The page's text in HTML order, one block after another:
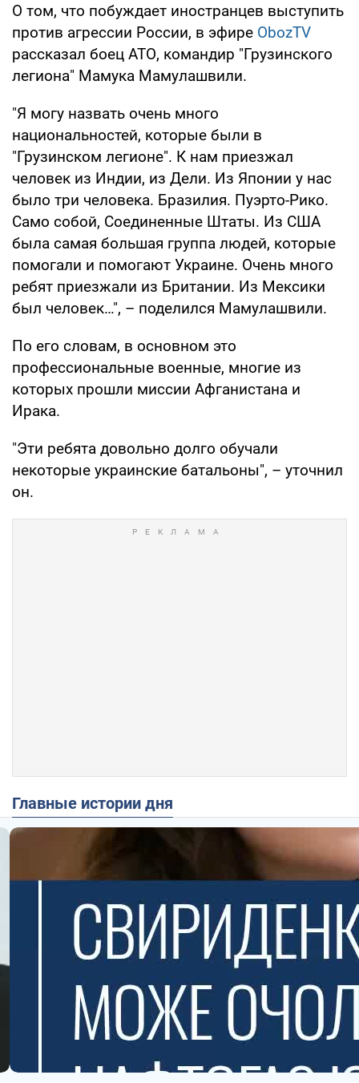
О том, что побуждает иностранцев выступить
против агрессии России, в эфире ObozTV
рассказал боец АТО, командир "Грузинского
легиона" Мамука Мамулашвили.
"Я могу назвать очень много
национальностей, которые были в
"Грузинском легионе". К нам приезжал
человек из Индии, из Дели. Из Японии у нас
было три человека. Бразилия. Пуэрто-Рико.
Само собой, Соединенные Штаты. Из США
была самая большая группа людей, которые
помогали и помогают Украине. Очень много
ребят приезжали из Британии. Из Мексики
был человек…", – поделился Мамулашвили.
По его словам, в основном это
профессиональные военные, многие из
которых прошли миссии Афганистана и
Ирака.
"Эти ребята довольно долго обучали
некоторые украинские батальоны", – уточнил
он.
Главные истории дня